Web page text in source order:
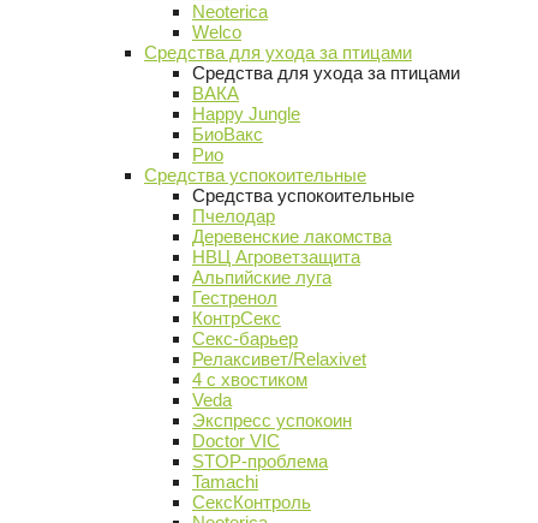
Neoterica
Welco
Средства для ухода за птицами
Средства для ухода за птицами
ВАКА
Happy Jungle
БиоВакс
Рио
Средства успокоительные
Средства успокоительные
Пчелодар
Деревенские лакомства
НВЦ Агроветзащита
Альпийские луга
Гестренол
КонтрСекс
Секс-барьер
Релаксивет/Relaxivet
4 с хвостиком
Veda
Экспресс успокоин
Doctor VIC
STOP-проблема
Tamachi
СексКонтроль